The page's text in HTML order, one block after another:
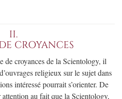
II.
CROYANCES
de croyances de la Scientology, il
religieux sur le sujet dans
intéressé pourrait s’orienter. De
au fait que la Scientology,